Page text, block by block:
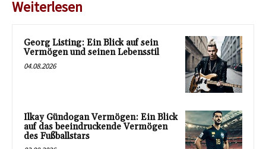
Weiterlesen
Georg Listing: Ein Blick auf sein
Vermögen und seinen Lebensstil
04.08.2026
Ilkay Gündogan Vermögen: Ein Blick
auf das beeindruckende Vermögen
des Fußballstars